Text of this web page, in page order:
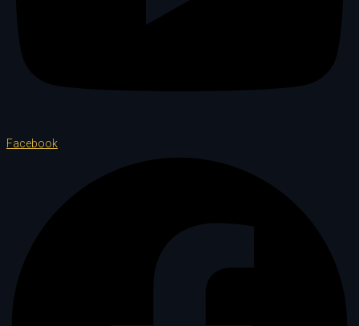
Facebook